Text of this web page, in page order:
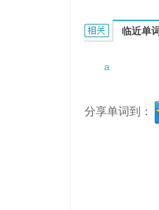
a slope of临近单词
a
分享单词到：